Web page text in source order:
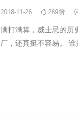
2018-11-26 269赞
满打满算，威士忌的历
厂，还真挺不容易。